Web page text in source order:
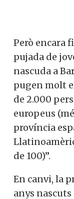
Però encara
pujada de
nascuda a
pugen molt
de 2.000
europeus
província
de 100)”.
En canvi, la
anys